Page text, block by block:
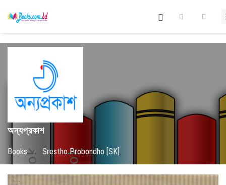
অন্যপ্রকাশ
Books / Srestho Probondho [SK]